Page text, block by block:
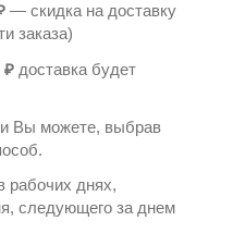
— скидка на доставку
заказа)
₽ доставка будет
Вы можете, выбрав
рабочих днях,
следующего за днем